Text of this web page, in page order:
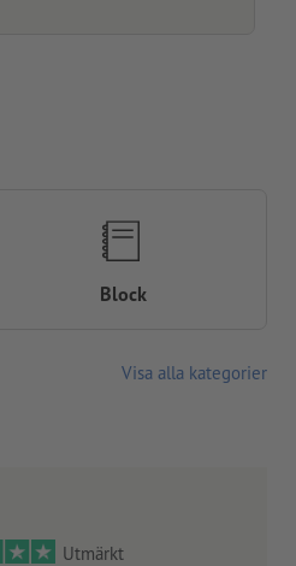
Utmärkt
Block
Visa alla kategorier